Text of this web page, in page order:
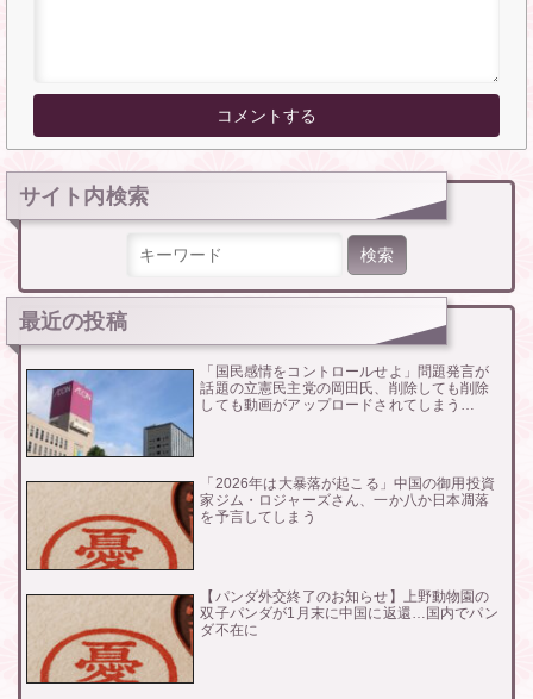
サイト内検索
最近の投稿
「国民感情をコントロールせよ」問題発言が
話題の立憲民主党の岡田氏、削除しても削除
しても動画がアップロードされてしまう…
「2026年は大暴落が起こる」中国の御用投資
家ジム・ロジャーズさん、一か八か日本凋落
を予言してしまう
【パンダ外交終了のお知らせ】上野動物園の
双子パンダが1月末に中国に返還…国内でパン
ダ不在に